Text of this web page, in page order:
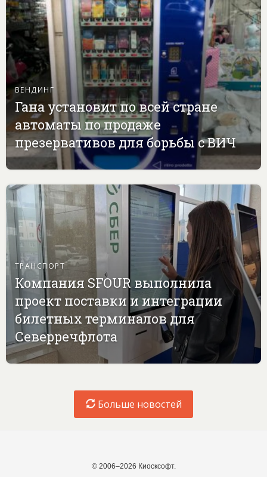
ВЕНДИНГ
Гана установит по всей стране
автоматы по продаже
презервативов для борьбы с ВИЧ
ТРАНСПОРТ
Компания SFOUR выполнила
проект поставки и интеграции
билетных терминалов для
Северречфлота
Больше новостей
© 2006–2026 Киосксофт.